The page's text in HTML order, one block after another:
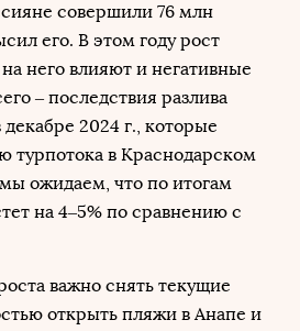
совершили 76 млн
его. В этом году рост
него влияют и негативные
– последствия разлива
2024 г., которые
турпотока в Краснодарском
ожидаем, что по итогам
на 4–5% по сравнению с
важно снять текущие
открыть пляжи в Анапе и